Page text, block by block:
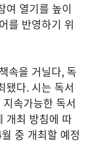
여 열기를 높이
를 반영하기 위
책속을 거닐다, 독
됐다. 시는 독서
속가능한 독서
개최 방침에 따
월 중 개최할 예정